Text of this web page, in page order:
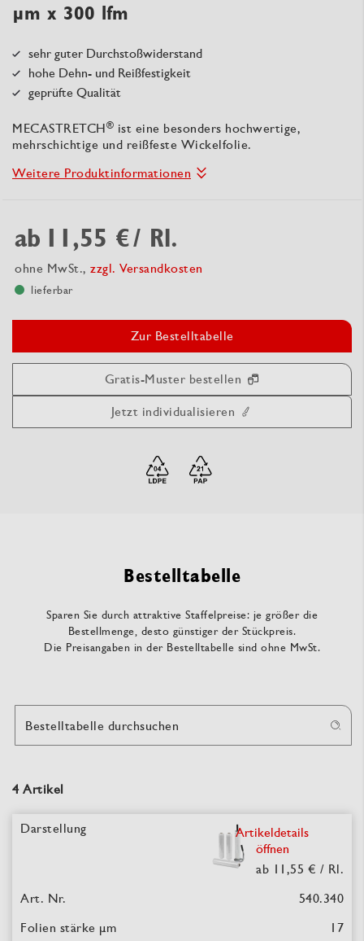
µm x 300 lfm
sehr guter Durchstoßwiderstand
hohe Dehn- und Reißfestigkeit
geprüfte Qualität
MECASTRETCH® ist eine besonders hochwertige,
mehrschichtige und reißfeste Wickelfolie.
Weitere Produktinformationen
ab 11,55 €/ Rl.
ohne MwSt., zzgl. Versandkosten
lieferbar
Zur Bestelltabelle
Gratis-Muster bestellen
Jetzt individualisieren
Bestelltabelle
Sparen Sie durch attraktive Staffelpreise: je größer die
Bestellmenge, desto günstiger der Stückpreis.
Die Preisangaben in der Bestelltabelle sind ohne MwSt.
4 Artikel
Bestelltabelle durchsuchen
Artikeldetails
öffnen
ab 11,55 € / Rl.
540.340
17